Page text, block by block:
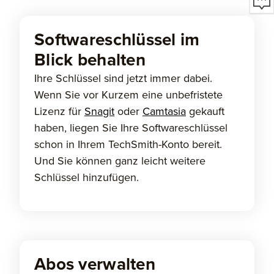
Softwareschlüssel im
Blick behalten
Ihre Schlüssel sind jetzt immer dabei.
Wenn Sie vor Kurzem eine unbefristete
Lizenz für Snagit oder Camtasia gekauft
haben, liegen Sie Ihre Softwareschlüssel
schon in Ihrem TechSmith-Konto bereit.
Und Sie können ganz leicht weitere
Schlüssel hinzufügen.
Abos verwalten